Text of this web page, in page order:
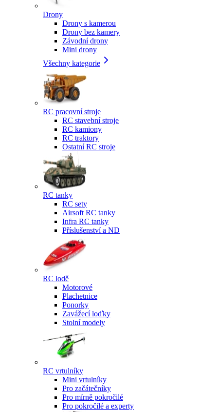
Drony
Drony s kamerou
Drony bez kamery
Závodní drony
Mini drony
Všechny kategorie
RC pracovní stroje
RC stavební stroje
RC kamiony
RC traktory
Ostatní RC stroje
RC tanky
RC sety
Airsoft RC tanky
Infra RC tanky
Příslušenství a ND
RC lodě
Motorové
Plachetnice
Ponorky
Zavážecí loďky
Stolní modely
RC vrtulníky
Mini vrtulníky
Pro začátečníky
Pro mírně pokročilé
Pro pokročilé a experty